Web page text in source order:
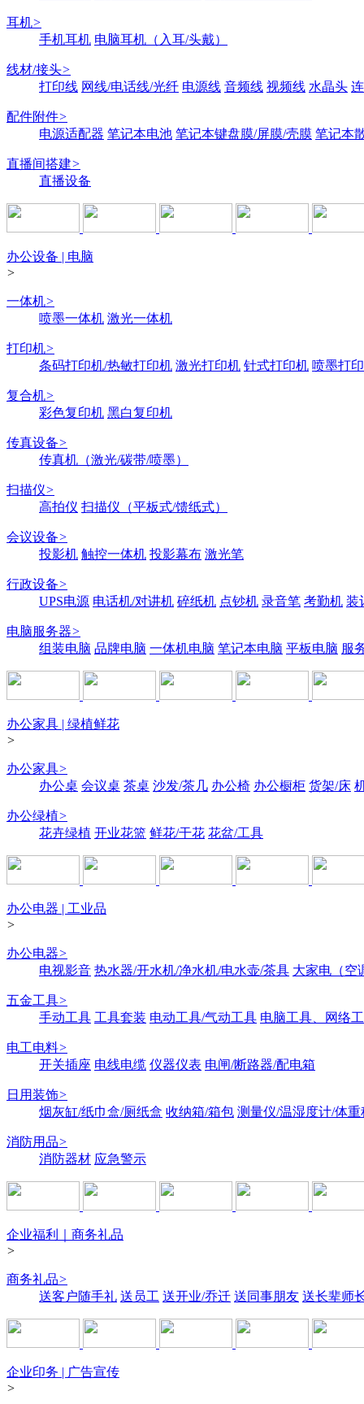
耳机>
手机耳机 电脑耳机（入耳/头戴）
线材/接头>
打印线 网线/电话线/光纤 电源线 音频线 视频线 水晶头
配件附件>
电源适配器 笔记本电池 笔记本键盘膜/屏膜/壳膜 笔记本
直播间搭建>
直播设备
办公设备 | 电脑
>
一体机>
喷墨一体机 激光一体机
打印机>
条码打印机/热敏打印机 激光打印机 针式打印机 喷墨打
复合机>
彩色复印机 黑白复印机
传真设备>
传真机（激光/碳带/喷墨）
扫描仪>
高拍仪 扫描仪（平板式/馈纸式）
会议设备>
投影机 触控一体机 投影幕布 激光笔
行政设备>
UPS电源 电话机/对讲机 碎纸机 点钞机 录音笔 考勤机 装
电脑服务器>
组装电脑 品牌电脑 一体机电脑 笔记本电脑 平板电脑 服
办公家具 | 绿植鲜花
>
办公家具>
办公桌 会议桌 茶桌 沙发/茶几 办公椅 办公橱柜 货架/床
办公绿植>
花卉绿植 开业花篮 鲜花/干花 花盆/工具
办公电器 | 工业品
>
办公电器>
电视影音 热水器/开水机/净水机/电水壶/茶具 大家电（空
五金工具>
手动工具 工具套装 电动工具/气动工具 电脑工具、网络
电工电料>
开关插座 电线电缆 仪器仪表 电闸/断路器/配电箱
日用装饰>
烟灰缸/纸巾盒/厕纸盒 收纳箱/箱包 测量仪/温湿度计/体重
消防用品>
消防器材 应急警示
企业福利｜商务礼品
>
商务礼品>
送客户随手礼 送员工 送开业/乔迁 送同事朋友 送长辈师
企业印务 | 广告宣传
>